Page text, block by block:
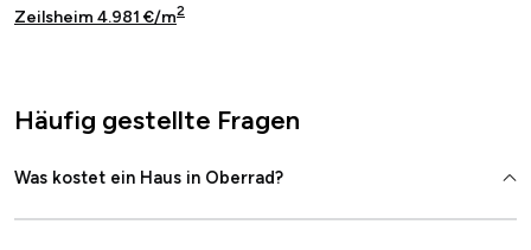
Zeilsheim 4.981 €/m2
Häufig gestellte Fragen
Was kostet ein Haus in Oberrad?